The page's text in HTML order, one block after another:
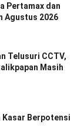
Pertamax dan
Agustus 2026
Telusuri CCTV,
Masih
Kasar Berpotensi